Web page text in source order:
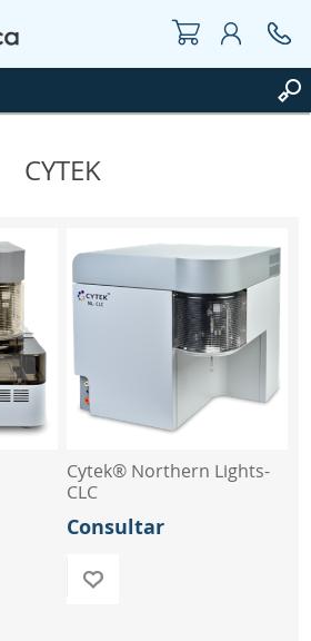
CYTEK
Cytek® Northern Lights-
CLC
Consultar